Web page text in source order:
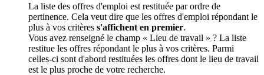
La liste des offres d'emploi est restituée par ordre de
pertinence. Cela veut dire que les offres d'emploi répondant le
plus à vos critères s'affichent en premier.
Vous avez renseigné le champ « Lieu de travail » ? La liste
restitue les offres répondant le plus à vos critères. Parmi
celles-ci sont d'abord restituées les offres dont le lieu de travail
est le plus proche de votre recherche.